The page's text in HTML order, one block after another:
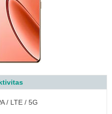
/ LTE / 5G